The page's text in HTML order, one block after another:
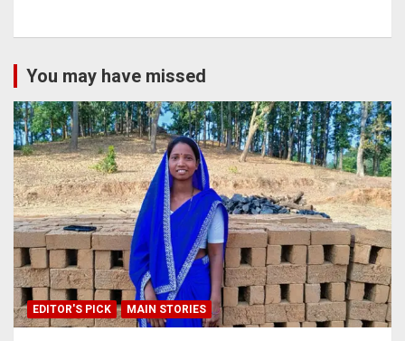
You may have missed
EDITOR'S PICK MAIN STORIES